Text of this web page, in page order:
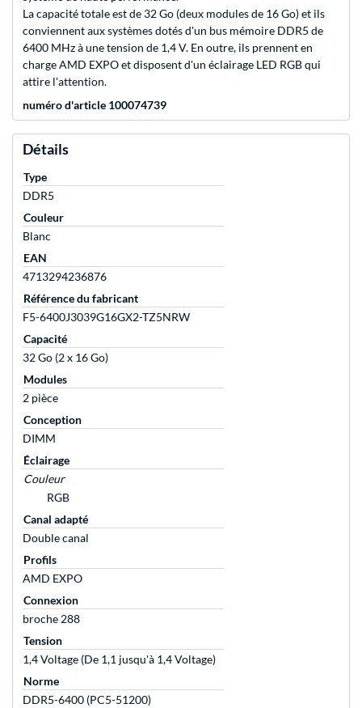
La capacité totale est de 32 Go (deux modules de 16 Go) et ils
conviennent aux systèmes dotés d'un bus mémoire DDR5 de
6400 MHz à une tension de 1,4 V. En outre, ils prennent en
charge AMD EXPO et disposent d'un éclairage LED RGB qui
attire l'attention.
numéro d'article 100074739
Détails
Type
DDR5
Couleur
Blanc
EAN
4713294236876
Référence du fabricant
F5-6400J3039G16GX2-TZ5NRW
Capacité
32 Go (2 x 16 Go)
Modules
2 pièce
Conception
DIMM
Éclairage
Couleur
RGB
Canal adapté
Double canal
Profils
AMD EXPO
Connexion
broche 288
Tension
1,4 Voltage (De 1,1 jusqu'à 1,4 Voltage)
Norme
DDR5-6400 (PC5-51200)